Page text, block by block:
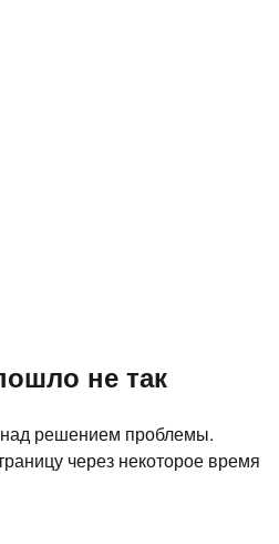
не так
решением проблемы.
через некоторое время